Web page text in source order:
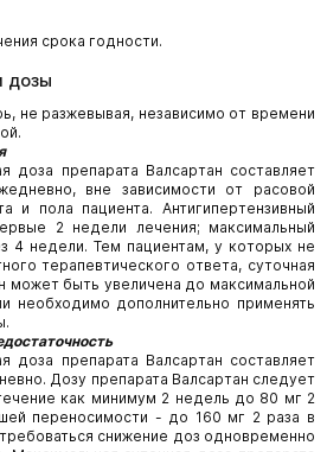
срока годности.
дозы
не разжевывая, независимо от времени
доза препарата Валсартан составляет
вне зависимости от расовой
и пола пациента. Антигипертензивный
2 недели лечения; максимальный
4 недели. Тем пациентам, у которых не
терапевтического ответа, суточная
может быть увеличена до максимальной
необходимо дополнительно применять
доза препарата Валсартан составляет
Дозу препарата Валсартан следует
как минимум 2 недель до 80 мг 2
переносимости - до 160 мг 2 раза в
снижение доз одновременно